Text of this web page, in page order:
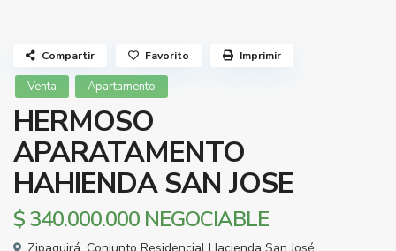
Venta Apartamento
HERMOSO
APARATAMENTO
HAHIENDA SAN JOSE
$ 340.000.000 NEGOCIABLE
Compartir Favorito Imprimir